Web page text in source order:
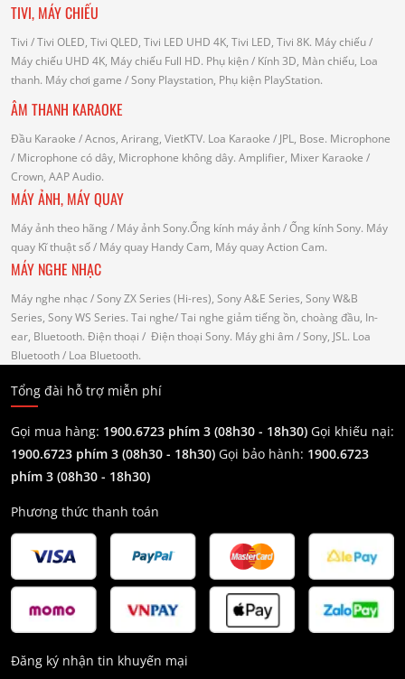
TIVI, MÁY CHIẾU
Tivi / Tivi OLED, Tivi QLED, Tivi LED UHD 4K, Tivi LED, Tivi 8K. Máy chiếu/
Máy chiếu UHD 4K, Máy chiếu Full HD. Phụ kiện/ Kính 3D, Màn chiếu, Loa
thanh. Máy chơi game / Sony Playstation, Phụ kiện PlayStation.
ÂM THANH KARAOKE
Đầu Karaoke / Acnos, Arirang, VietKTV. Loa Karaoke / JPL, Bose. Microphone
/ Microphone có dây, Microphone không dây. Amplifier, Mixer Karaoke /
Crown, AAP Audio.
MÁY ẢNH, MÁY QUAY
Máy ảnh theo hãng / Máy ảnh Sony.Ống kính máy ảnh / Ống kính Sony. Máy
quay Kĩ thuật số/ Máy quay Handy Cam, Máy quay Action Cam.
MÁY NGHE NHẠC
Máy nghe nhạc / Sony ZX Series (Hi-res), Sony A&E Series, Sony W&B
Series, Sony WS Series. Tai nghe/ Tai nghe giảm tiếng ồn, choàng đầu, In-
ear, Bluetooth. Điện thoại / Điện thoại Sony. Máy ghi âm / Sony, JSL. Loa
Bluetooth/ Loa Bluetooth.
Tổng đài hỗ trợ miễn phí
Gọi mua hàng: 1900.6723 phím 3 (08h30 - 18h30) Gọi khiếu nại:
1900.6723 phím 3 (08h30 - 18h30) Gọi bảo hành: 1900.6723
phím 3 (08h30 - 18h30)
Phương thức thanh toán
Đăng ký nhận tin khuyến mại